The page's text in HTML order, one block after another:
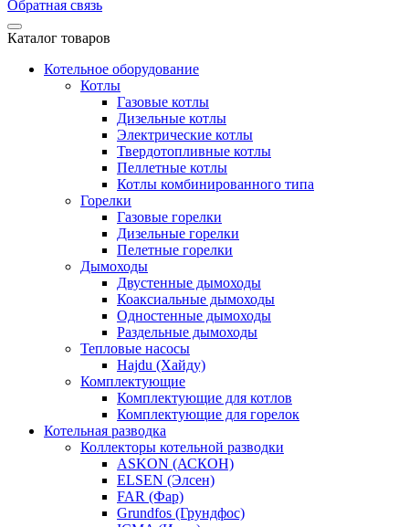
Обратная связь
Каталог товаров
Котельное оборудование
Котлы
Газовые котлы
Дизельные котлы
Электрические котлы
Твердотопливные котлы
Пеллетные котлы
Котлы комбинированного типа
Горелки
Газовые горелки
Дизельные горелки
Пелетные горелки
Дымоходы
Двустенные дымоходы
Коаксиальные дымоходы
Одностенные дымоходы
Раздельные дымоходы
Тепловые насосы
Hajdu (Хайду)
Комплектующие
Комплектующие для котлов
Комплектующие для горелок
Котельная разводка
Коллекторы котельной разводки
ASKON (АСКОН)
ELSEN (Элсен)
FAR (Фар)
Grundfos (Грундфос)